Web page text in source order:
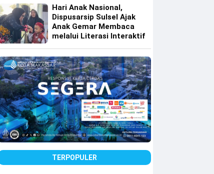
Perguruan Tinggi
Hari Anak Nasional,
Dispusarsip Sulsel Ajak
Anak Gemar Membaca
melalui Literasi Interaktif
TERPOPULER